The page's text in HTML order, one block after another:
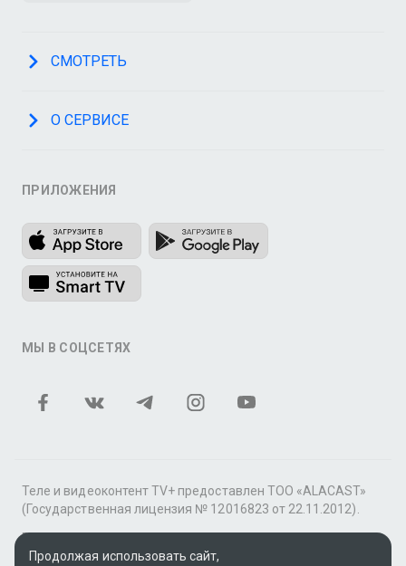
СМОТРЕТЬ
О СЕРВИСЕ
ПРИЛОЖЕНИЯ
МЫ В СОЦСЕТЯХ
Теле и видеоконтент TV+ предоставлен ТОО «ALACAST»
(Государственная лицензия № 12016823 от 22.11.2012).
В рамках услуги «Видео по подписке» для «Пакета
фильмов и сериалов tv+» контент предоставляется
Продолжая использовать сайт,